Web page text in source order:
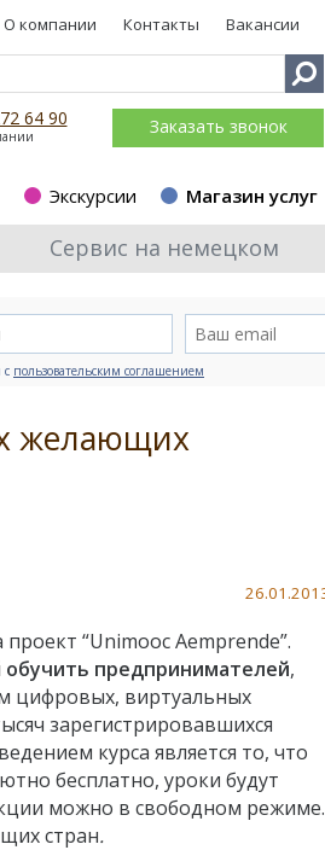
О компании Контакты Вакансии
64 90 Заказать звонок
Экскурсии Магазин услуг
Сервис на немецком
с пользовательским соглашением
желающих
“Unimooc Aemprende”.
обучить предпринимателей,
цифровых, виртуальных
зарегистрировавшихся
курса является то, что
бесплатно, уроки будут
можно в свободном режиме.
стран.